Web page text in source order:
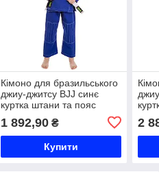
Кімоно для бразильського
джиу-джитсу BJJ синє
куртка штани та пояс
180см синій Код CO-3139-
M
1 892,90₴
Купити
M
2